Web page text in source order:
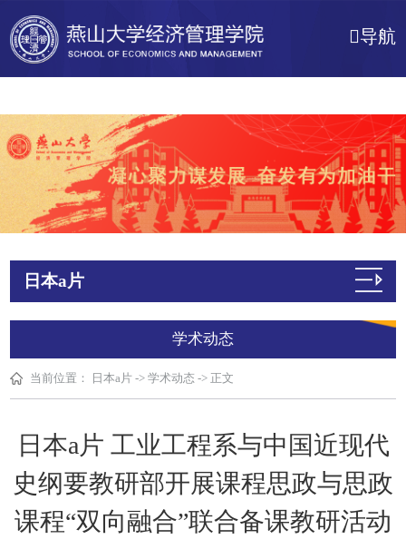
日本a片
导航
日本a片
学术动态
当前位置： 日本a片 ->学术动态 -> 正文
日本a片 工业工程系与中国近现代
史纲要教研部开展课程思政与思政
课程“双向融合”联合备课教研活动